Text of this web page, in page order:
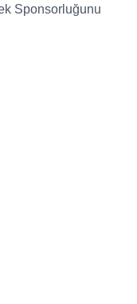
Sponsorluğunu